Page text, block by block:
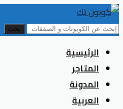
بحث
Skip
content
الرئيسية
المتاجر
المدونة
العربية